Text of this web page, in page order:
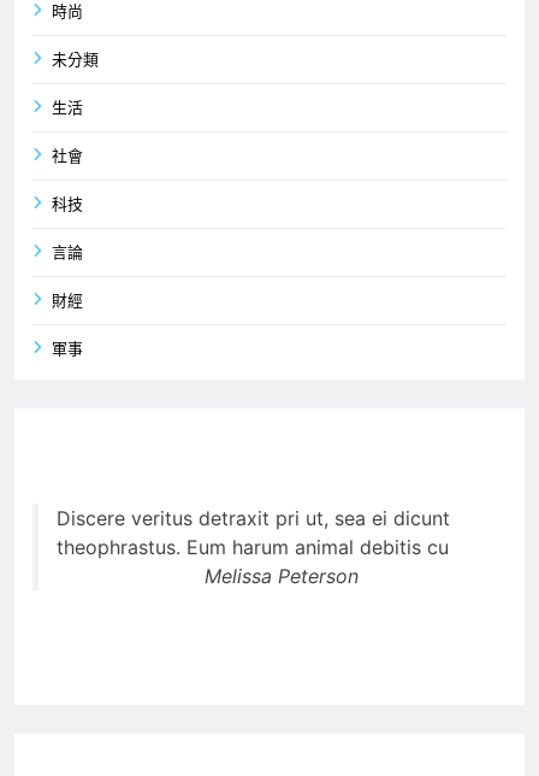
時尚
未分類
生活
社會
科技
言論
財經
軍事
Discere veritus detraxit pri ut, sea ei dicunt
theophrastus. Eum harum animal debitis cu
Melissa Peterson